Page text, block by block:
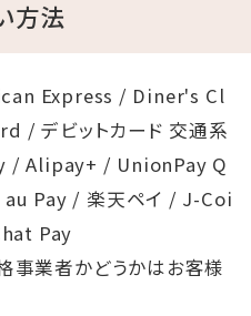
方法
Express / Diner's Cl
/ デビットカード 交通系
/ Alipay+ / UnionPay Q
Pay / 楽天ペイ / J-Coi
Pay
事業者かどうかはお客様